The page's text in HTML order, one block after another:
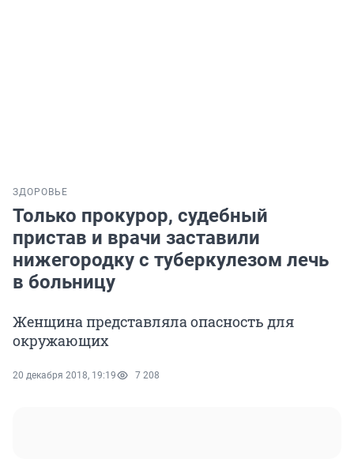
ЗДОРОВЬЕ
Только прокурор, судебный
пристав и врачи заставили
нижегородку с туберкулезом лечь
в больницу
Женщина представляла опасность для
окружающих
20 декабря 2018, 19:19 7 208